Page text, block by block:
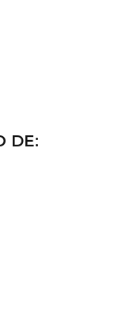
DE: